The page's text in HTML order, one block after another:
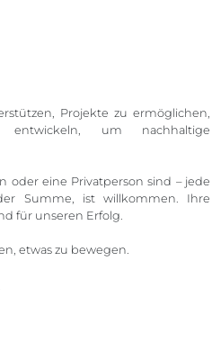
Projekte zu ermöglichen,
um nachhaltige
oder eine Privatperson sind – jede
Summe, ist willkommen. Ihre
für unseren Erfolg.
etwas zu bewegen.